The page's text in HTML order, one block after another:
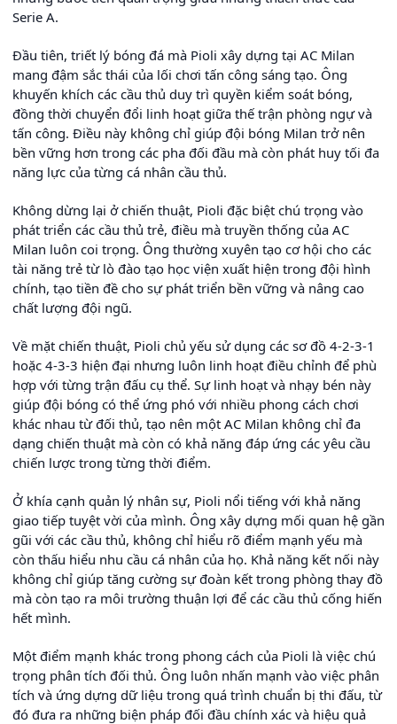
Serie A.
Đầu tiên, triết lý bóng đá mà Pioli xây dựng tại AC Milan
mang đậm sắc thái của lối chơi tấn công sáng tạo. Ông
khuyến khích các cầu thủ duy trì quyền kiểm soát bóng,
đồng thời chuyển đổi linh hoạt giữa thế trận phòng ngự và
tấn công. Điều này không chỉ giúp đội bóng Milan trở nên
bền vững hơn trong các pha đối đầu mà còn phát huy tối đa
năng lực của từng cá nhân cầu thủ.
Không dừng lại ở chiến thuật, Pioli đặc biệt chú trọng vào
phát triển các cầu thủ trẻ, điều mà truyền thống của AC
Milan luôn coi trọng. Ông thường xuyên tạo cơ hội cho các
tài năng trẻ từ lò đào tạo học viện xuất hiện trong đội hình
chính, tạo tiền đề cho sự phát triển bền vững và nâng cao
chất lượng đội ngũ.
Về mặt chiến thuật, Pioli chủ yếu sử dụng các sơ đồ 4-2-3-1
hoặc 4-3-3 hiện đại nhưng luôn linh hoạt điều chỉnh để phù
hợp với từng trận đấu cụ thể. Sự linh hoạt và nhạy bén này
giúp đội bóng có thể ứng phó với nhiều phong cách chơi
khác nhau từ đối thủ, tạo nên một AC Milan không chỉ đa
dạng chiến thuật mà còn có khả năng đáp ứng các yêu cầu
chiến lược trong từng thời điểm.
Ở khía cạnh quản lý nhân sự, Pioli nổi tiếng với khả năng
giao tiếp tuyệt vời của mình. Ông xây dựng mối quan hệ gần
gũi với các cầu thủ, không chỉ hiểu rõ điểm mạnh yếu mà
còn thấu hiểu nhu cầu cá nhân của họ. Khả năng kết nối này
không chỉ giúp tăng cường sự đoàn kết trong phòng thay đồ
mà còn tạo ra môi trường thuận lợi để các cầu thủ cống hiến
hết mình.
Một điểm mạnh khác trong phong cách của Pioli là việc chú
trọng phân tích đối thủ. Ông luôn nhấn mạnh vào việc phân
tích và ứng dựng dữ liệu trong quá trình chuẩn bị thi đấu, từ
đó đưa ra những biện pháp đối đầu chính xác và hiệu quả